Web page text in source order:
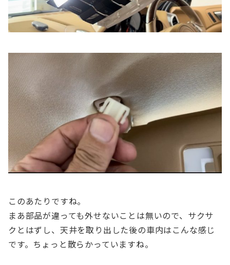
このあたりですね。
まあ部品が違っても外せないことは無いので、サクサ
クとはずし、天井を取り出した後の車内はこんな感じ
です。ちょっと散らかっていますね。